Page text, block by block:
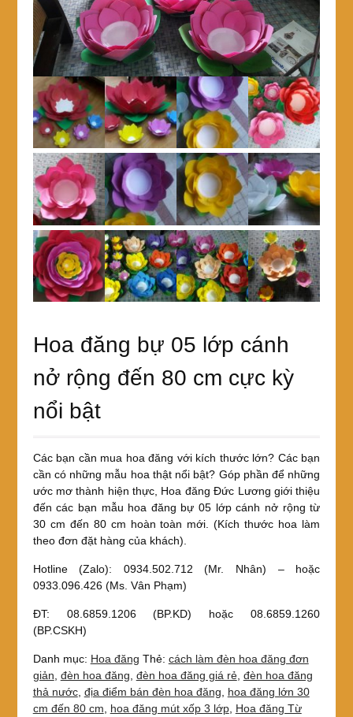
Hoa đăng bự 05 lớp cánh
nở rộng đến 80 cm cực kỳ
nổi bật
Các bạn cần mua hoa đăng với kích thước lớn? Các bạn
cần có những mẫu hoa thật nổi bật? Góp phần để những
ước mơ thành hiện thực, Hoa đăng Đức Lương giới thiệu
đến các bạn mẫu hoa đăng bự 05 lớp cánh nở rộng từ
30 cm đến 80 cm hoàn toàn mới. (Kích thước hoa làm
theo đơn đặt hàng của khách).
Hotline (Zalo): 0934.502.712 (Mr. Nhân) – hoặc
0933.096.426 (Ms. Vân Phạm)
ĐT: 08.6859.1206 (BP.KD) hoặc 08.6859.1260
(BP.CSKH)
Danh mục: Hoa đăng Thẻ: cách làm đèn hoa đăng đơn
giản đèn hoa đăng đèn hoa đăng giá rẻ, đèn hoa đăng
thả nước, địa điểm bán đèn hoa đăng
hoa đăng lớn 30
cm đến 80 cm
hoa đăng mút xốp 3 lớp, Hoa đăng Từ